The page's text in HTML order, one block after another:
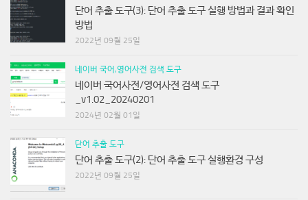
단어 추출 도구(3): 단어 추출 도구 실행 방법과 결과 확인
방법
2022년 09월 25일
네이버 국어,영어사전 검색 도구
네이버 국어사전/영어사전 검색 도구
_v1.02_20240201
2024년 02월 01일
단어 추출 도구
단어 추출 도구(2): 단어 추출 도구 실행환경 구성
2022년 09월 25일